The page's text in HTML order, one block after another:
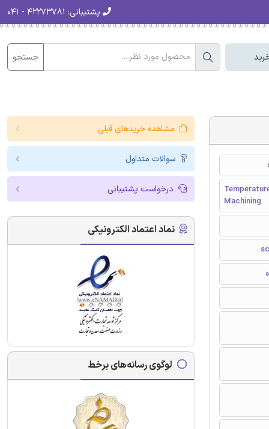
پشتیبانی:
جستجو
Machining
مشاهده خریدهای قبلی
سوالات متداول
درخواست پشتیبانی
نماد اعتماد الکترونیکی
لوگوی رسانه‌های برخط